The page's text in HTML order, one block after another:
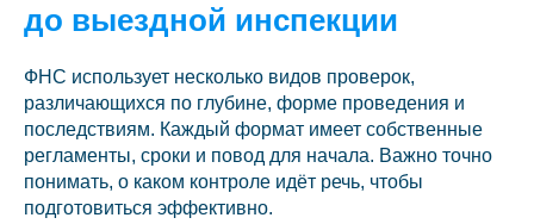
до выездной инспекции
ФНС использует несколько видов проверок,
различающихся по глубине, форме проведения и
последствиям. Каждый формат имеет собственные
регламенты, сроки и повод для начала. Важно точно
понимать, о каком контроле идёт речь, чтобы
подготовиться эффективно.